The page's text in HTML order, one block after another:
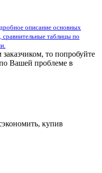
описание основных
таблицы по
то попробуйте
Вашей проблеме в
купив